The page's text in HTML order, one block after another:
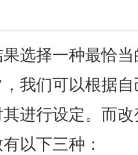
选择一种最恰
我们可以根据
进行设定。而
以下三种：